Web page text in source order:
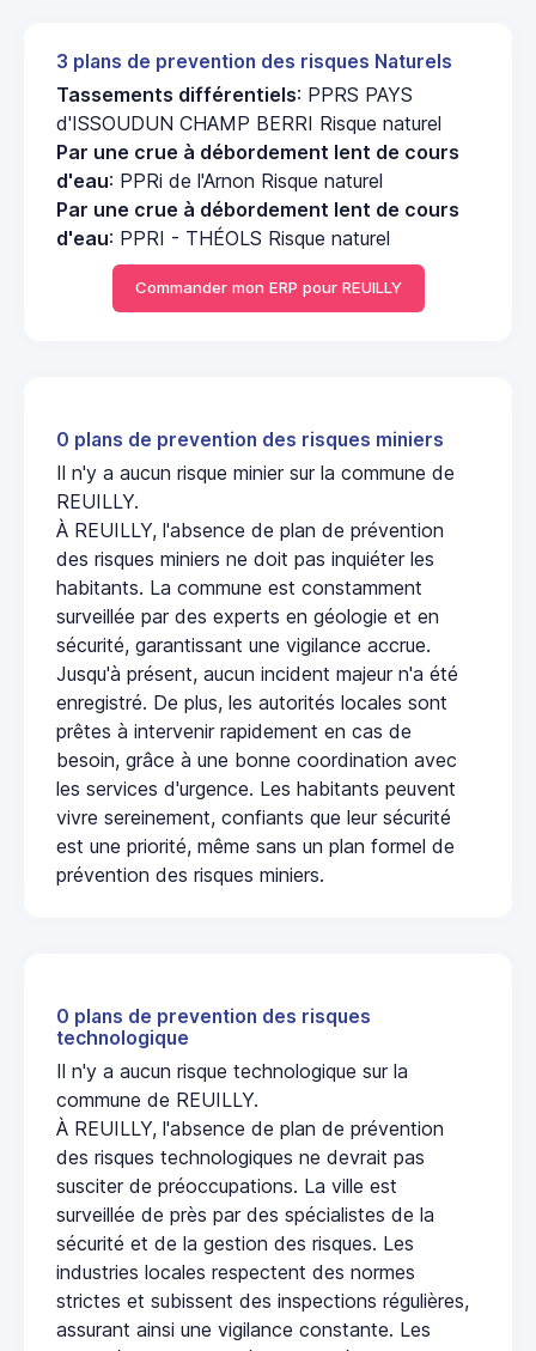
3 plans de prevention des risques Naturels
Tassements différentiels: PPRS PAYS
d'ISSOUDUN CHAMP BERRI Risque naturel
Par une crue à débordement lent de cours
d'eau: PPRi de l'Arnon Risque naturel
Par une crue à débordement lent de cours
d'eau: PPRI - THÉOLS Risque naturel
Commander mon ERP pour REUILLY
0 plans de prevention des risques miniers
Il n'y a aucun risque minier sur la commune de
REUILLY.
À REUILLY, l'absence de plan de prévention
des risques miniers ne doit pas inquiéter les
habitants. La commune est constamment
surveillée par des experts en géologie et en
sécurité, garantissant une vigilance accrue.
Jusqu'à présent, aucun incident majeur n'a été
enregistré. De plus, les autorités locales sont
prêtes à intervenir rapidement en cas de
besoin, grâce à une bonne coordination avec
les services d'urgence. Les habitants peuvent
vivre sereinement, confiants que leur sécurité
est une priorité, même sans un plan formel de
prévention des risques miniers.
0 plans de prevention des risques
technologique
Il n'y a aucun risque technologique sur la
commune de REUILLY.
À REUILLY, l'absence de plan de prévention
des risques technologiques ne devrait pas
susciter de préoccupations. La ville est
surveillée de près par des spécialistes de la
sécurité et de la gestion des risques. Les
industries locales respectent des normes
strictes et subissent des inspections régulières,
assurant ainsi une vigilance constante. Les